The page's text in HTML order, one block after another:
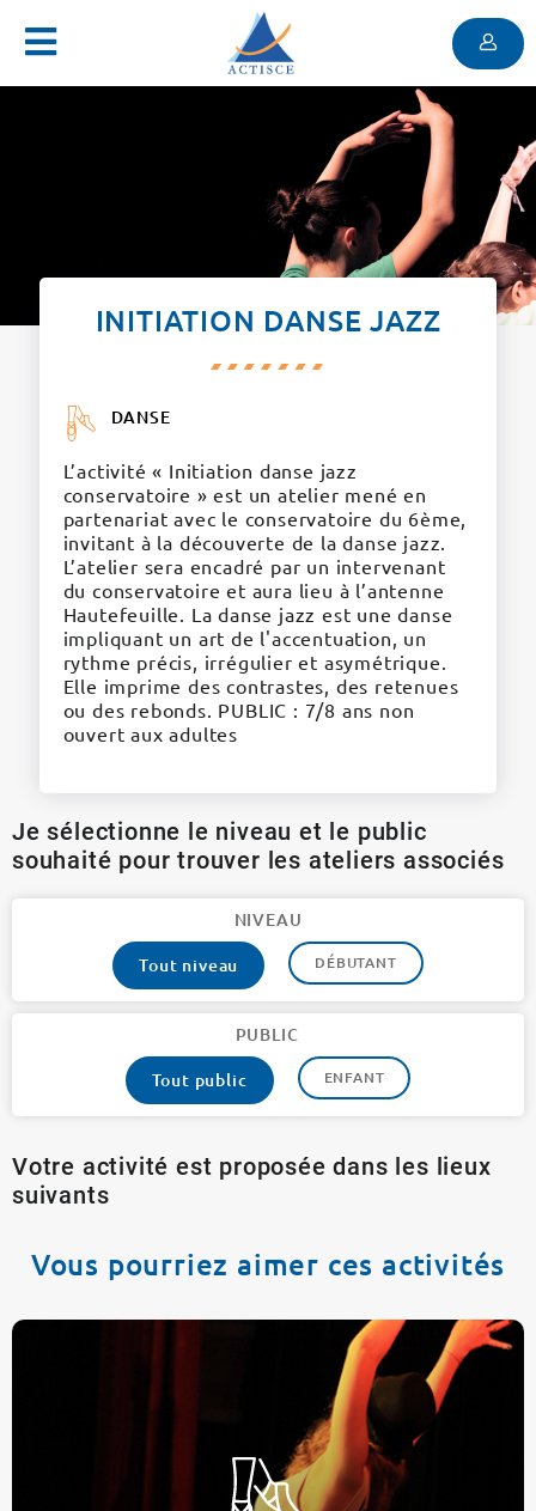
Menu
INITIATION DANSE JAZZ
DANSE
L’activité « Initiation danse jazz
conservatoire » est un atelier mené en
partenariat avec le conservatoire du 6ème,
invitant à la découverte de la danse jazz.
L’atelier sera encadré par un intervenant
du conservatoire et aura lieu à l’antenne
Hautefeuille. La danse jazz est une danse
impliquant un art de l'accentuation, un
rythme précis, irrégulier et asymétrique.
Elle imprime des contrastes, des retenues
ou des rebonds. PUBLIC : 7/8 ans non
ouvert aux adultes
Je sélectionne le niveau et le public
souhaité pour trouver les ateliers associés
NIVEAU
Tout niveau
DÉBUTANT
PUBLIC
Tout public
ENFANT
Votre activité est proposée dans les lieux
suivants
Vous pourriez aimer ces activités